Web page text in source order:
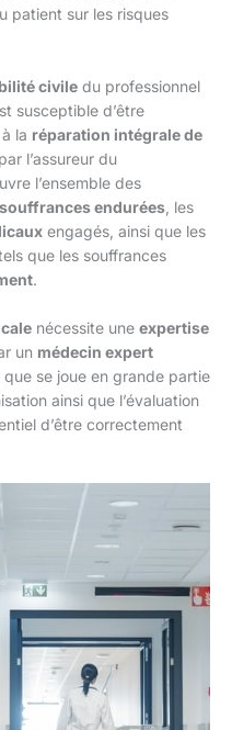
patient sur les risques
civile du professionnel
susceptible d’être
la réparation intégrale de
l’assureur du
l’ensemble des
souffrances endurées , les
engagés, ainsi que les
que les souffrances
.
nécessite une expertise
un médecin expert
se joue en grande partie
ainsi que l’évaluation
d’être correctement